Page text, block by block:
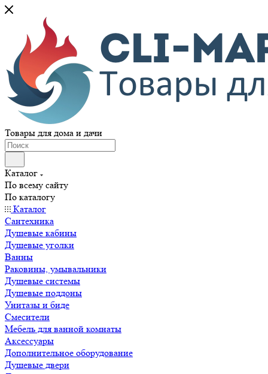
Товары для дома и дачи
Каталог
По всему сайту
По каталогу
Каталог
Сантехника
Душевые кабины
Душевые уголки
Ванны
Раковины, умывальники
Душевые системы
Душевые поддоны
Унитазы и биде
Смесители
Мебель для ванной комнаты
Аксессуары
Дополнительное оборудование
Душевые двери